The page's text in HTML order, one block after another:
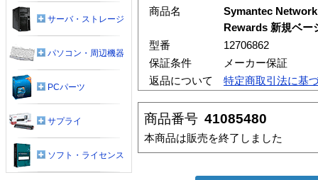
商品名
Symantec
Rewards 新規ベー
型番
12706862
保証条件
メーカー保証
返品について
特定商取引法に基
商品番号 41085480
本商品は販売を終了しました
サーバ・ストレージ
パソコン・周辺機器
PCパーツ
サプライ
ソフト・ライセンス